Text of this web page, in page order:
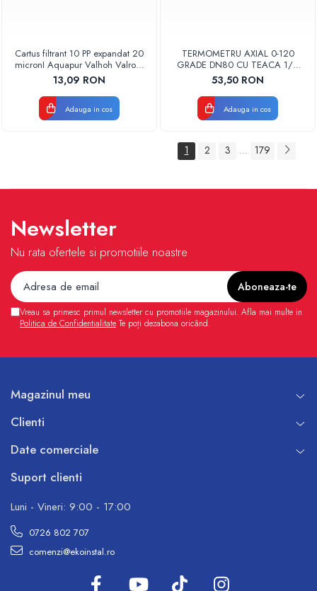
Cartus filtrant 10 PP expandat 20
micronI Aquapur Valhoh Valrom
AQUA07000110020
13,09 RON
Adauga in cos
TERMOMETRU AXIAL 0-120
GRADE DN80 CU TEACA 1/2
TB80-100 FIMET
53,50 RON
Adauga in cos
1 2 3 ... 179
Newsletter
Nu rata ofertele si promotiile noastre
Vreau sa primesc primul newsletter cu promotiile magazinului. Afla mai multe in
Politica de Confidentialitate Te poți dezabona oricând.
Magazinul meu
Clienti
Date comerciale
Suport clienti
Luni - Vineri: 9:00 - 17:00
0726 802 707
comenzi@ekoinstal.ro